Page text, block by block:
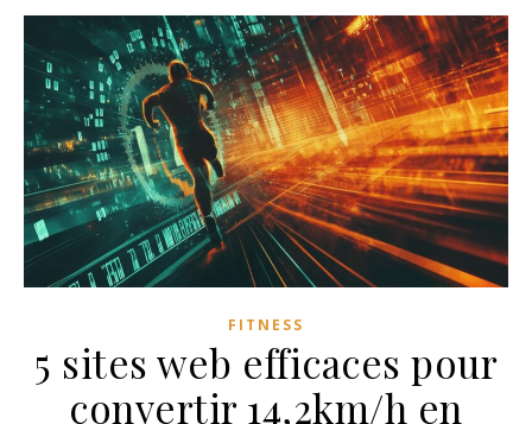
FITNESS
5 sites web efficaces pour
convertir 14,2km/h en